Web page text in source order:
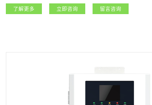
气安全运行的精细化管理。
了解更多 立即咨询 留言咨询